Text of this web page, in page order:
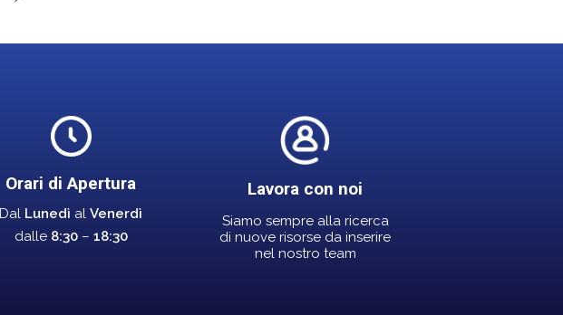
Orari di Apertura
Dal Lunedì alVenerdì
dalle 8:30– 18:30
Lavora con noi
Siamo sempre alla ricerca
di nuove risorse da inserire
nel nostro team